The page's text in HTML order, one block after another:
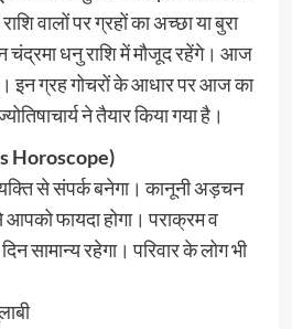
वालों पर ग्रहों का अच्छा या बुरा
चंद्रमा धनु राशि में मौजूद रहेंगे। आज
इन ग्रह गोचरों के आधार पर आज का
ने तैयार किया गया है।
Horoscope)
से संपर्क बनेगा। कानूनी अड़चन
फायदा होगा। पराक्रम व
सामान्य रहेगा। परिवार के लोग भी